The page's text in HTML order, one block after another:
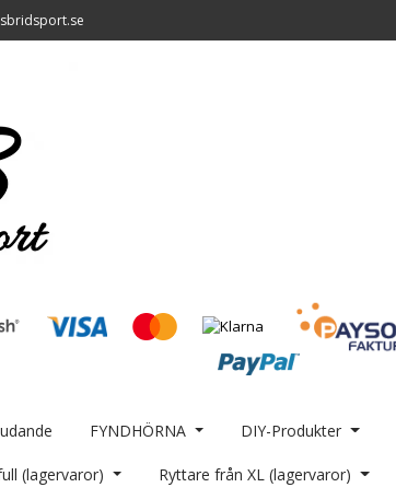
FYNDHÖRNA DIY-Produkter
(lagervaror) Ryttare från XL (lagervaror)